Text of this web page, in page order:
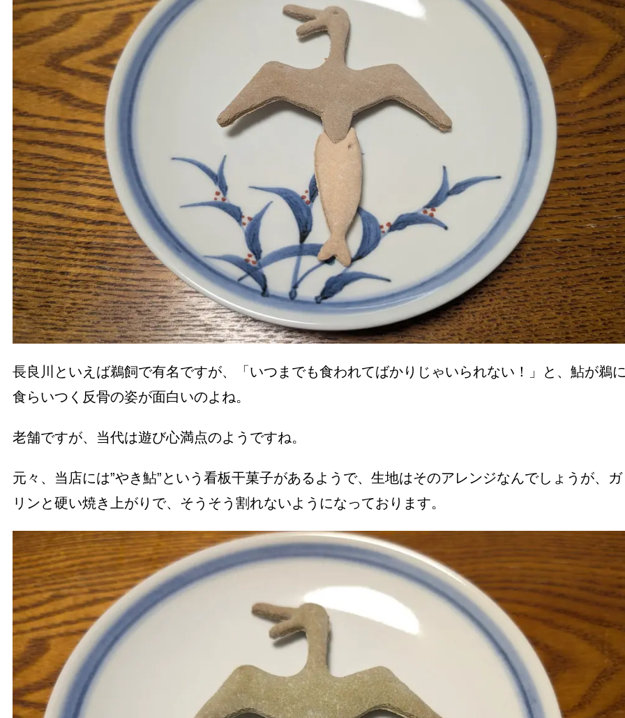
長良川といえば鵜飼で有名ですが、「いつまでも食われてばかりじゃいられない！」と、鮎が鵜
食らいつく反骨の姿が面白いのよね。
老舗ですが、当代は遊び心満点のようですね。
元々、当店には”やき鮎”という看板干菓子があるようで、生地はそのアレンジなんでしょうが、ガ
リンと硬い焼き上がりで、そうそう割れないようになっております。